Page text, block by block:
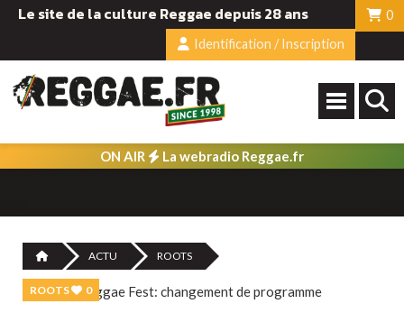
Le site de la culture Reggae depuis 28 ans
0
Identification / Inscription
ON AIR La webradio Reggae.fr
ACTU ROOTS
ROOTS 0